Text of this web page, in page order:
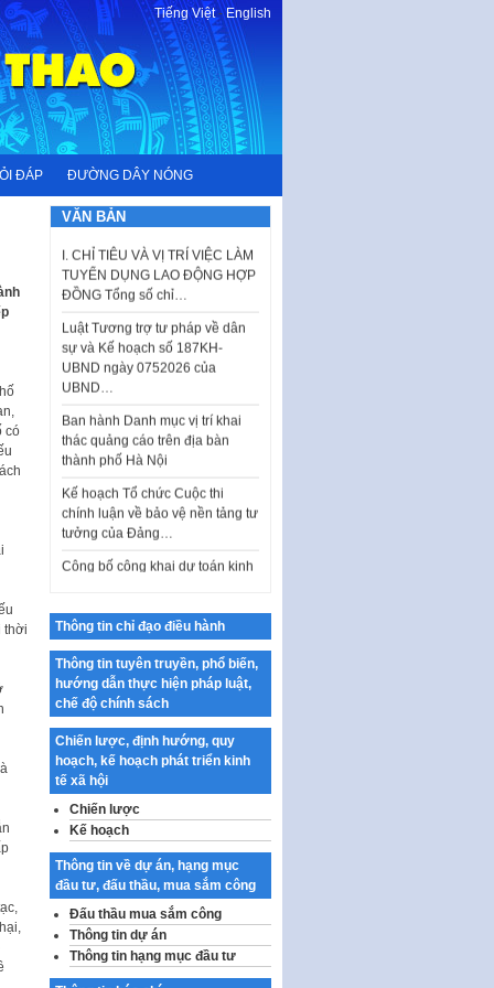
Tiếng Việt-English
ĐÁP ĐƯỜNG DÂY NÓNG
có
thời
VĂN BẢN
TUYỂN DỤNG LAO ĐỘNG HỢP
ĐỒNG Tổng số chỉ…
sự và Kế hoạch số 187KH-
UBND ngày 0752026 của
UBND…
thác quảng cáo trên địa bàn
thành phố Hà Nội
chính luận về bảo vệ nền tảng tư
tưởng của Đảng…
phí xây dựng pháp luật, hoàn
Quy định về nghiên cứu, ứng
dụng khoa học, công nghệ, đổi
mới sáng tạo và chuyển…
Quy định chi tiết và hướng dẫn
thi hành một số điều của Luật Lý
lịch tư…
Sửa đổi, bổ sung một số nội
dung tại Nghị quyết số 30/NQ-
CP ngày 24 tháng 02…
Ban hành Chương trình hành
động của Chính phủ thực hiện
Nghị quyết số 02-NQ/TW ngày
17…
THÔNG BÁO Tuyển dụng lao
động hợp đồng theo Nghị định
Thông tin chỉ đạo điều hành
Thông tin tuyên truyền, phổ biến,
hướng dẫn thực hiện pháp luật,
chế độ chính sách
Chiến lược, định hướng, quy
hoạch, kế hoạch phát triển kinh
tế xã hội
Chiến lược
Kế hoạch
Thông tin về dự án, hạng mục
đầu tư, đấu thầu, mua sắm công
Đấu thầu mua sắm công
Thông tin dự án
Thông tin hạng mục đầu tư